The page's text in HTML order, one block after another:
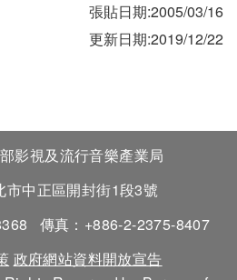
張貼日期:2005/03/16
更新日期:2019/12/22
影視及流行音樂產業局
市中正區開封街1段3號
傳真：+886-2-2375-8407
政府網站資料開放宣告